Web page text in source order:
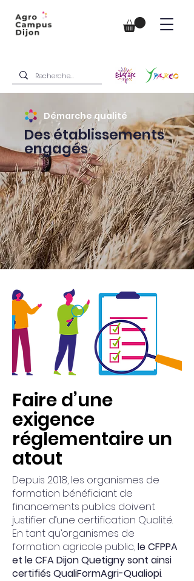
Des établissements
engagés
Démarche qualité
Faire d’une
exigence
réglementaire un
atout
Depuis 2018, les organismes de
formation bénéficiant de
financements publics doivent
justifier d’une certification Qualité.
En tant qu’organismes de
formation agricole public,le CFPPA
et le CFA Dijon Quetigny sont ainsi
certifiés QualiFormAgri-Qualiopi.